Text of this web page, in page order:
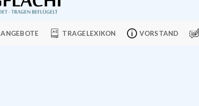
ANGEBOTE TRAGELEXIKON VORSTAND